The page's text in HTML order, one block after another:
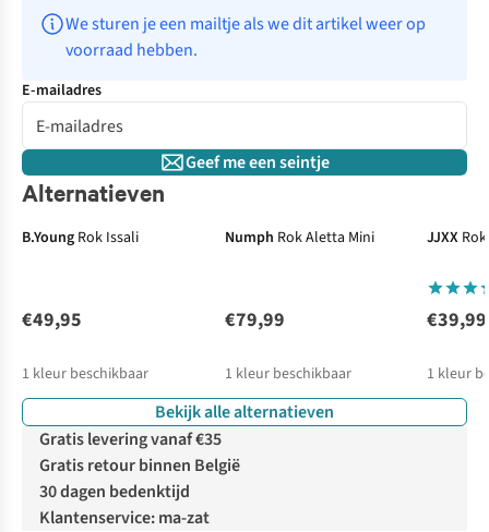
We sturen je een mailtje als we dit artikel weer op
voorraad hebben.
E-mailadres
Geef me een seintje
Alternatieven
B.Young Rok Issali
€49,95
1 kleur beschikbaar
Numph Rok Aletta Mini
€79,99
1 kleur beschikbaar
JJXX
€39,99
1 kleur
Bekijk alle alternatieven
Gratis levering vanaf €35
Gratis retour binnen België
30 dagen bedenktijd
Klantenservice: ma-zat